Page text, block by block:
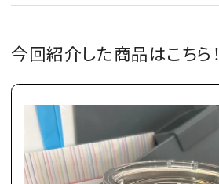
今回紹介した商品はこちら！